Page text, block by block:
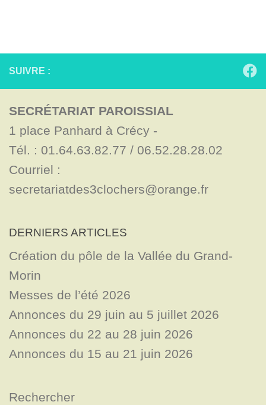
SUIVRE :
SECRÉTARIAT PAROISSIAL
1 place Panhard à Crécy -
Tél. : 01.64.63.82.77 / 06.52.28.28.02
Courriel :
secretariatdes3clochers@orange.fr
DERNIERS ARTICLES
Création du pôle de la Vallée du Grand-
Morin
Messes de l’été 2026
Annonces du 29 juin au 5 juillet 2026
Annonces du 22 au 28 juin 2026
Annonces du 15 au 21 juin 2026
Rechercher